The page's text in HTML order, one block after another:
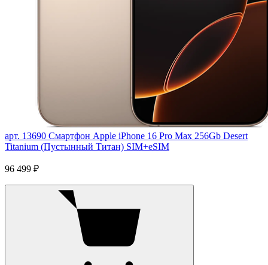
арт. 13690 Смартфон Apple iPhone 16 Pro Max 256Gb Desert
Titanium (Пустынный Титан) SIM+eSIM
96 499 ₽